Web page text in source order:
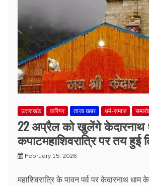
उत्तराखंड करियर ताजा खबर धर्म-समाज
22 अप्रैल को खुलेंगे केदारनाथ
कपाटमहाशिवरात्रि पर तय हुई
February 15, 2026
महाशिवरात्रि के पावन पर्व पर केदारनाथ